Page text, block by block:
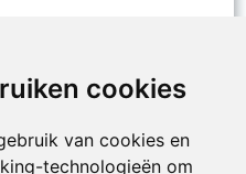
cookies
van cookies en
technologieën om